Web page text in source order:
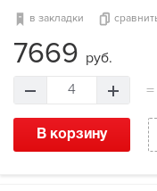
в закладки
7669 руб.
4 =
В корзину